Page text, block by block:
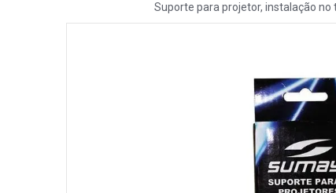
Suporte para projetor, instalação
6º
mouse
9º
controle
10º hd